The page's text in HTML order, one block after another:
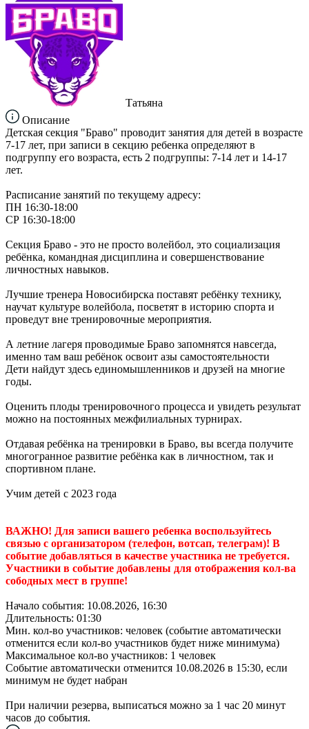
Татьяна
Описание
Детская секция "Браво" проводит занятия для детей в возрасте
7-17 лет, при записи в секцию ребенка определяют в
подгруппу его возраста, есть 2 подгруппы: 7-14 лет и 14-17
лет.
Расписание занятий по текущему адресу:
ПН 16:30-18:00
СР 16:30-18:00
Секция Браво - это не просто волейбол, это социализация
ребёнка, командная дисциплина и совершенствование
личностных навыков.
Лучшие тренера Новосибирска поставят ребёнку технику,
научат культуре волейбола, посветят в историю спорта и
проведут вне тренировочные мероприятия.
А летние лагеря проводимые Браво запомнятся навсегда,
именно там ваш ребёнок освоит азы самостоятельности
Дети найдут здесь единомышленников и друзей на многие
годы.
Оценить плоды тренировочного процесса и увидеть результат
можно на постоянных межфилиальных турнирах.
Отдавая ребёнка на тренировки в Браво, вы всегда получите
многогранное развитие ребёнка как в личностном, так и
спортивном плане.
Учим детей с 2023 года
ВАЖНО! Для записи вашего ребенка воспользуйтесь
связью с организатором (телефон, вотсап, телеграм)! В
событие добавляться в качестве участника не требуется.
Участники в событие добавлены для отображения кол-ва
сободных мест в группе!
Начало события: 10.08.2026, 16:30
Длительность: 01:30
Мин. кол-во участников: человек (событие автоматически
отменится если кол-во участников будет ниже минимума)
Максимальное кол-во участников: 1 человек
Событие автоматически отменится 10.08.2026 в 15:30, если
минимум не будет набран
При наличии резерва, выписаться можно за 1 час 20 минут
часов до события.